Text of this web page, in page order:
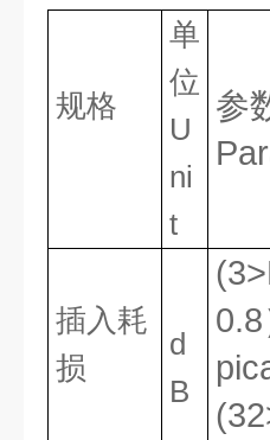
规格
单
位
U
ni
t
参
插入耗
损
d
B
(3>
0.8